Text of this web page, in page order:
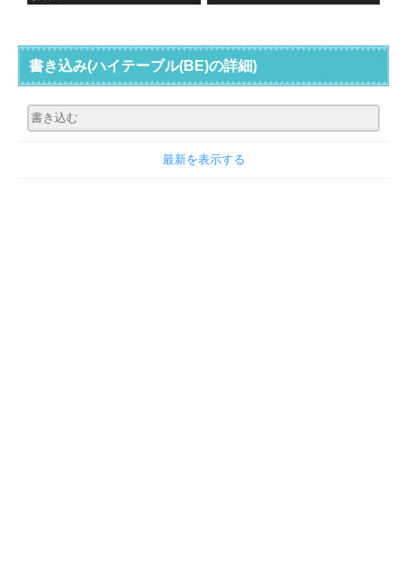
書き込み(ハイテーブル(BE)の詳細)
最新を表示する